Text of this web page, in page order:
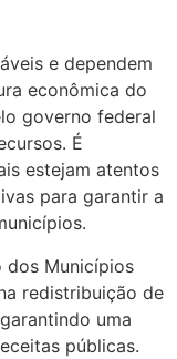
e dependem
econômica do
governo federal
É
estejam atentos
para garantir a
dos Municípios
redistribuição de
uma
públicas.